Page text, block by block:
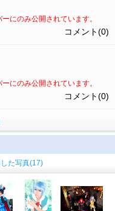
にのみ公開されています。
コメント(0)
にのみ公開されています。
コメント(0)
た写真(17)